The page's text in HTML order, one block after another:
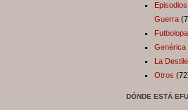
Guerra
Genérica
La
Otros
DÓNDE ESTÁ EFU